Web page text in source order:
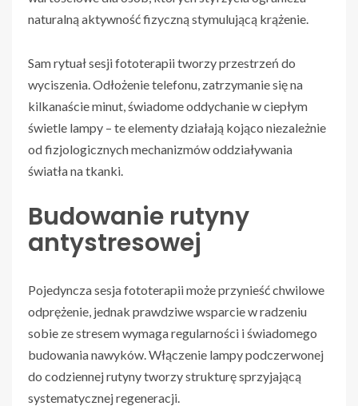
naturalną aktywność fizyczną stymulującą krążenie.
Sam rytuał sesji fototerapii tworzy przestrzeń do
wyciszenia. Odłożenie telefonu, zatrzymanie się na
kilkanaście minut, świadome oddychanie w ciepłym
świetle lampy – te elementy działają kojąco niezależnie
od fizjologicznych mechanizmów oddziaływania
światła na tkanki.
Budowanie rutyny
antystresowej
Pojedyncza sesja fototerapii może przynieść chwilowe
odprężenie, jednak prawdziwe wsparcie w radzeniu
sobie ze stresem wymaga regularności i świadomego
budowania nawyków. Włączenie lampy podczerwonej
do codziennej rutyny tworzy strukturę sprzyjającą
systematycznej regeneracji.